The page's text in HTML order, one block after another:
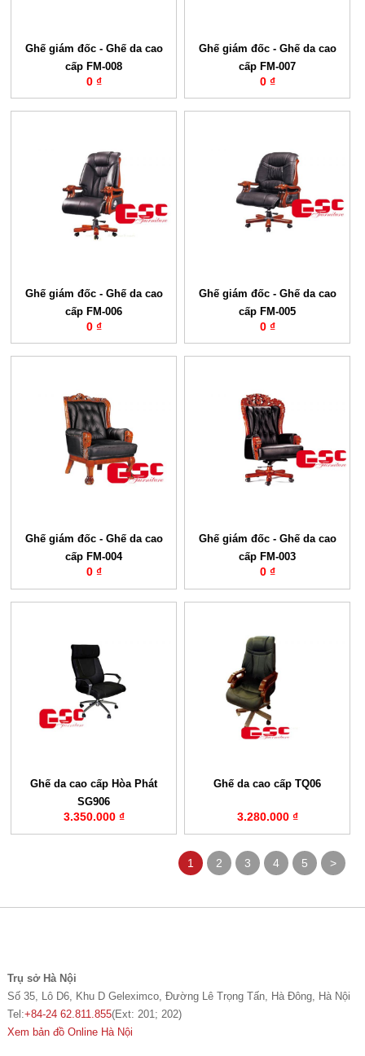
Ghế giám đốc - Ghế da cao
cấp FM-008
0 ₫
Ghế giám đốc - Ghế da cao
cấp FM-007
0 ₫
Ghế giám đốc - Ghế da cao
cấp FM-006
0 ₫
Ghế giám đốc - Ghế da cao
cấp FM-005
0 ₫
Ghế giám đốc - Ghế da cao
cấp FM-004
0 ₫
Ghế giám đốc - Ghế da cao
cấp FM-003
0 ₫
Ghế da cao cấp Hòa Phát
SG906
3.350.000 ₫
Ghế da cao cấp TQ06
3.280.000 ₫
1 2 3 4 5 >
Trụ sở Hà Nội
Số 35, Lô D6, Khu D Geleximco, Đường Lê Trọng Tấn, Hà Đông, Hà Nội
Tel:+84-24 62.811.855(Ext: 201; 202)
Xem bản đồ Online Hà Nội